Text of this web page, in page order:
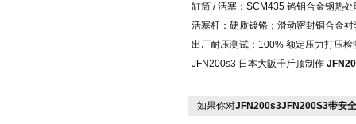
缸筒 / 活塞：SCM435 铬钼合金钢热处
活塞杆：硬质镀铬；滑动密封铜合金
出厂耐压测试：100% 额定压力打压
JFN200s3 日本大阪千斤顶制作
如果你对JFN200s3JFN200S3带安